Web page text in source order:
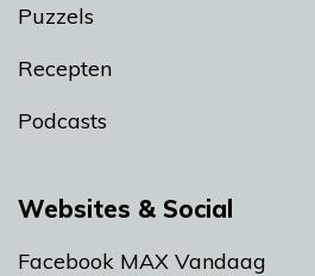
Puzzels
Recepten
Podcasts
Websites & Social
Facebook MAX Vandaag